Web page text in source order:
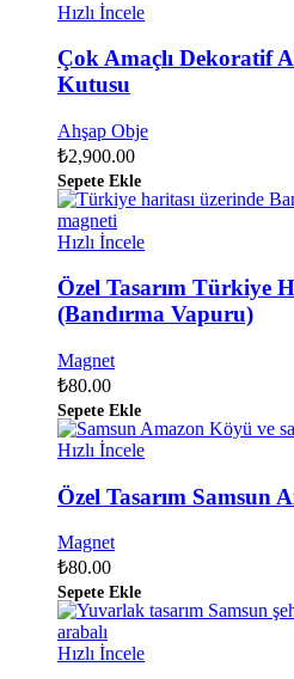
Hızlı İncele
Çok Amaçlı Dekoratif
Kutusu
Ahşap Obje
₺2,900.00
Sepete Ekle
Hızlı İncele
Özel Tasarım Türkiye
(Bandırma Vapuru)
Magnet
₺80.00
Sepete Ekle
Hızlı İncele
Özel Tasarım Samsun
Magnet
₺80.00
Sepete Ekle
Hızlı İncele